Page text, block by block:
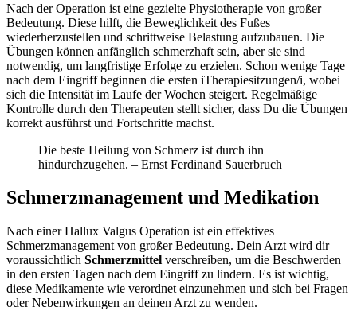
Nach der Operation ist eine gezielte Physiotherapie von großer
Bedeutung. Diese hilft, die Beweglichkeit des Fußes
wiederherzustellen und schrittweise Belastung aufzubauen. Die
Übungen können anfänglich schmerzhaft sein, aber sie sind
notwendig, um langfristige Erfolge zu erzielen. Schon wenige Tage
nach dem Eingriff beginnen die ersten iTherapiesitzungen/i, wobei
sich die Intensität im Laufe der Wochen steigert. Regelmäßige
Kontrolle durch den Therapeuten stellt sicher, dass Du die Übungen
korrekt ausführst und Fortschritte machst.
Die beste Heilung von Schmerz ist durch ihn
hindurchzugehen. – Ernst Ferdinand Sauerbruch
Schmerzmanagement und Medikation
Nach einer Hallux Valgus Operation ist ein effektives
Schmerzmanagement von großer Bedeutung. Dein Arzt wird dir
voraussichtlich Schmerzmittel verschreiben, um die Beschwerden
in den ersten Tagen nach dem Eingriff zu lindern. Es ist wichtig,
diese Medikamente wie verordnet einzunehmen und sich bei Fragen
oder Nebenwirkungen an deinen Arzt zu wenden.